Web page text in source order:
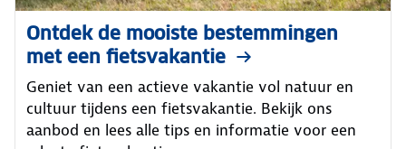
Ontdek de mooiste bestemmingen
met een fietsvakantie
Geniet van een actieve vakantie vol natuur en
cultuur tijdens een fietsvakantie. Bekijk ons
aanbod en lees alle tips en informatie voor een